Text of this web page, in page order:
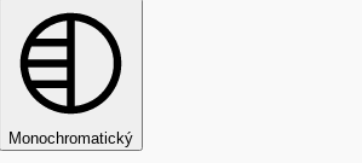
Monochromatický